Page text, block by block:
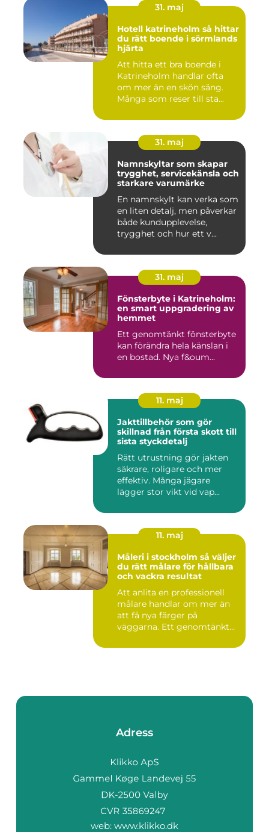
31. maj
Hotell katrineholm så hittar
du rätt boende i sörmlands
hjärta
Att hitta ett bra boende i
Katrineholm handlar ofta
om mer än en skön säng.
Många som reser till sta...
31. maj
Namnskyltar som skapar
trygghet, servicekänsla och
starkare varumärke
En namnskylt kan verka som
en liten detalj, men påverkar
både kundupplevelse,
trygghet och hur ett v...
31. maj
Fönsterbyte i Katrineholm:
en smart uppgradering av
hemmet
Ett genomtänkt fönsterbyte
kan förändra hela känslan i
en bostad. Nya f&oum...
11. maj
Jakttillbehör som gör
skillnad från första skott till
sista styckdetalj
Rätt utrustning gör jakten
säkrare, roligare och mer
effektiv. Många jägare
lägger stor vikt vid vap...
11. maj
Måleri i stockholm så väljer
du rätt målare för hållbara
och vackra resultat
Att anlita en professionell
målare handlar om mer än
att få nya färger på
väggarna. Ett genomtänkt
Adress
web: www.klikko.dk